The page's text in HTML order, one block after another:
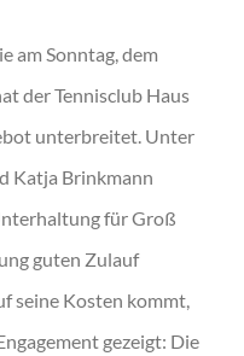
am Sonntag, dem
der Tennisclub Haus
unterbreitet. Unter
Katja Brinkmann
für Groß
guten Zulauf
seine Kosten kommt,
gezeigt: Die